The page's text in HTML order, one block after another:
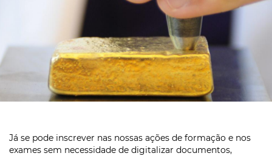
Já se pode inscrever nas nossas ações de formação e nos
exames sem necessidade de digitalizar documentos,